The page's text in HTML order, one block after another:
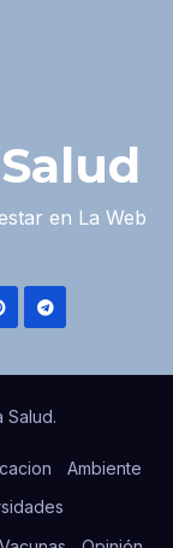
en La Web
Salud.
Ambiente